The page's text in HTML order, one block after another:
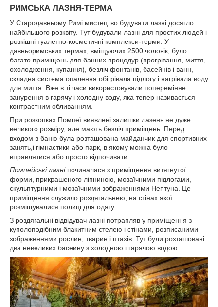
РИМСЬКА ЛАЗНЯ-ТЕРМА
У Стародавньому Римі мистецтво будувати лазні досягло
найбільшого розквіту. Тут будували лазні для простих людей і
розкішні туалетно-косметичні комплекси-терми. У
давньоримських термах, вміщуючих 2500 чоловік, було
багато приміщень для банних процедур (прогрівання, миття,
охолодження, купання), безліч фонтанів, басейнів і ванн,
складна система опалення обігрівала підлогу і нагрівала воду
для миття. Вже в ті часи використовували поперемінне
занурення в гарячу і холодну воду, яка тепер називається
контрастним обливанням.
При розкопках Помпеї виявлені залишки лазень не дуже
великого розміру, але мають безліч приміщень. Перед
входом в баню була розташована майданчик для спортивних
занять,і гімнастики або парк, в якому можна було
вправлятися або просто відпочивати.
Помпейські лазніпочиналася з приміщення витягнутої
форми, прикрашеного ліпниною, мозаїчними підлогами,
скульптурними і мозаїчними зображеннями Нептуна. Це
приміщення служило роздягальнею, на стінах якої
розміщувалися полиці для одягу.
З роздягальні відвідувач лазні потрапляв у приміщення з
куполоподібним блакитним стелею і стінами, розписаними
зображеннями рослин, тварин і птахів. Тут були розташовані
два невеликих басейну з холодною і гарячою водою.